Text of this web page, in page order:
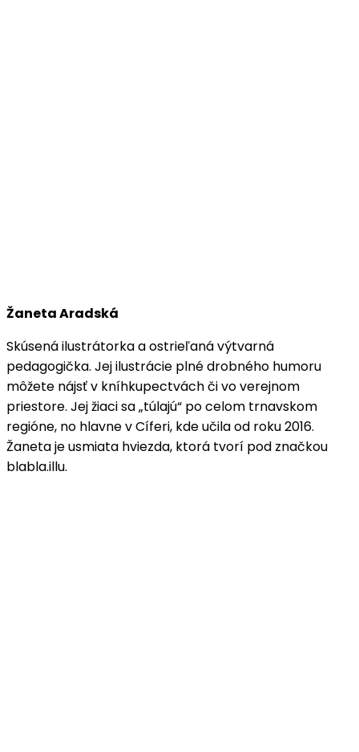
Žaneta Aradská
Skúsená ilustrátorka a ostrieľaná výtvarná
pedagogička. Jej ilustrácie plné drobného humoru
môžete nájsť v kníhkupectvách či vo verejnom
priestore. Jej žiaci sa „túlajú“ po celom trnavskom
regióne, no hlavne v Cíferi, kde učila od roku 2016.
Žaneta je usmiata hviezda, ktorá tvorí pod značkou
blabla.illu.